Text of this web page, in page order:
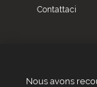
Contattaci
Nous avons